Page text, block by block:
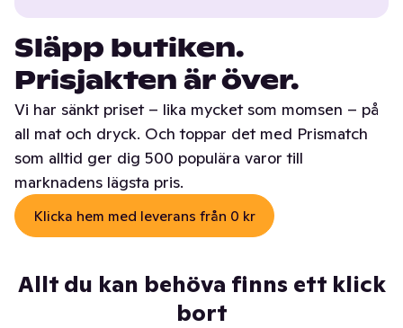
Släpp butiken.
Prisjakten är över.
Vi har sänkt priset – lika mycket som momsen – på
all mat och dryck. Och toppar det med Prismatch
som alltid ger dig 500 populära varor till
marknadens lägsta pris.
Klicka hem med leverans från 0 kr
Allt du kan behöva finns ett klick
bort